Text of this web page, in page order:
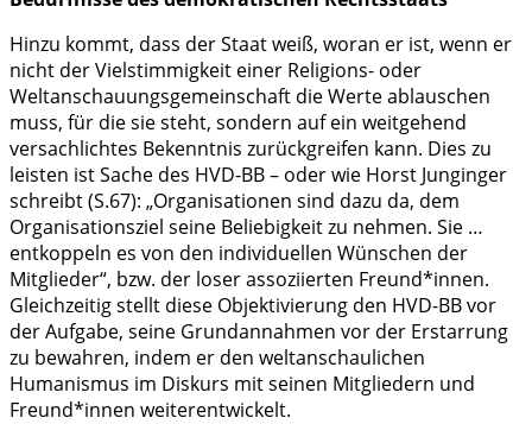
Hinzu kommt, dass der Staat weiß, woran er ist, wenn er
nicht der Vielstimmigkeit einer Religions- oder
Weltanschauungsgemeinschaft die Werte ablauschen
muss, für die sie steht, sondern auf ein weitgehend
versachlichtes Bekenntnis zurückgreifen kann. Dies zu
leisten ist Sache des HVD-BB – oder wie Horst Junginger
schreibt (S.67): „Organisationen sind dazu da, dem
Organisationsziel seine Beliebigkeit zu nehmen. Sie …
entkoppeln es von den individuellen Wünschen der
Mitglieder“, bzw. der loser assoziierten Freund*innen.
Gleichzeitig stellt diese Objektivierung den HVD-BB vor
der Aufgabe, seine Grundannahmen vor der Erstarrung
zu bewahren, indem er den weltanschaulichen
Humanismus im Diskurs mit seinen Mitgliedern und
Freund*innen weiterentwickelt.